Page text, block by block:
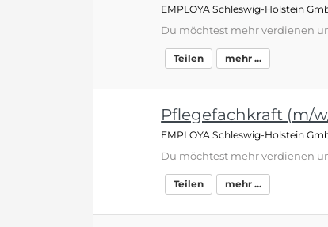
EMPLOYA Schleswig-Holstein
Teilen mehr ...
Pflegefachkraft (m/
EMPLOYA Schleswig-Holstein
Teilen mehr ...